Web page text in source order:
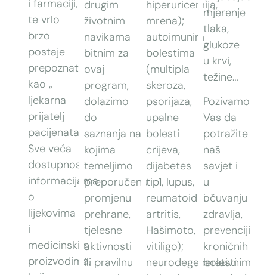
i farmaciji,
te vrlo
brzo
postaje
prepoznata
kao „
ljekarna
prijatelj
pacijenata“.
Sve veća
dostupnost
informacijama
o
lijekovima
i
medicinskim
proizvodima,
drugim
životnim
navikama
bitnim za
ovaj
program,
dolazimo
do
saznanja na
kojima
temeljimo
preporučenu
promjenu
prehrane,
tjelesne
aktivnosti
ili pravilnu
hiperuricemija,
mrena);
autoimunim
bolestima
(multipla
skeroza,
psorijaza,
upalne
bolesti
crijeva,
dijabetes
tip1, lupus,
reumatoidni
artritis,
Hašimoto,
vitiligo);
neurodegenerativnim
mjerenje
tlaka,
glukoze
u krvi,
težine…
Pozivamo
Vas da
potražite
naš
savjet i
u
očuvanju
zdravlja,
prevenciji
kroničnih
bolesti i